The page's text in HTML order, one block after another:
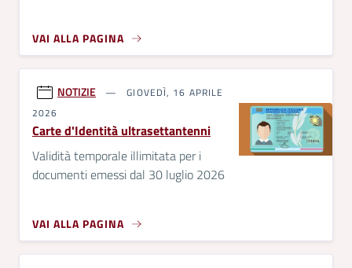
VAI ALLA PAGINA
NOTIZIE
GIOVEDÌ, 16 APRILE
2026
Carte d'Identità ultrasettantenni
Validità temporale illimitata per i
documenti emessi dal 30 luglio 2026
VAI ALLA PAGINA